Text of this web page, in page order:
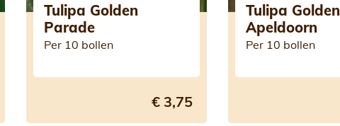
Tulipa Golden
Parade
Per 10 bollen
€ 3,75
Tulipa Golden
Apeldoorn
Per 10 bollen